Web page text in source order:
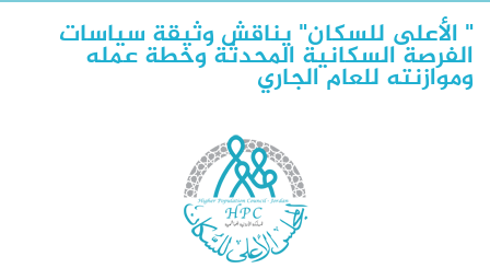
" الأعلى للسكان" يناقش وثيقة سياسات
الفرصة السكانية المحدثة وخطة عمله
وموازنته للعام الجاري